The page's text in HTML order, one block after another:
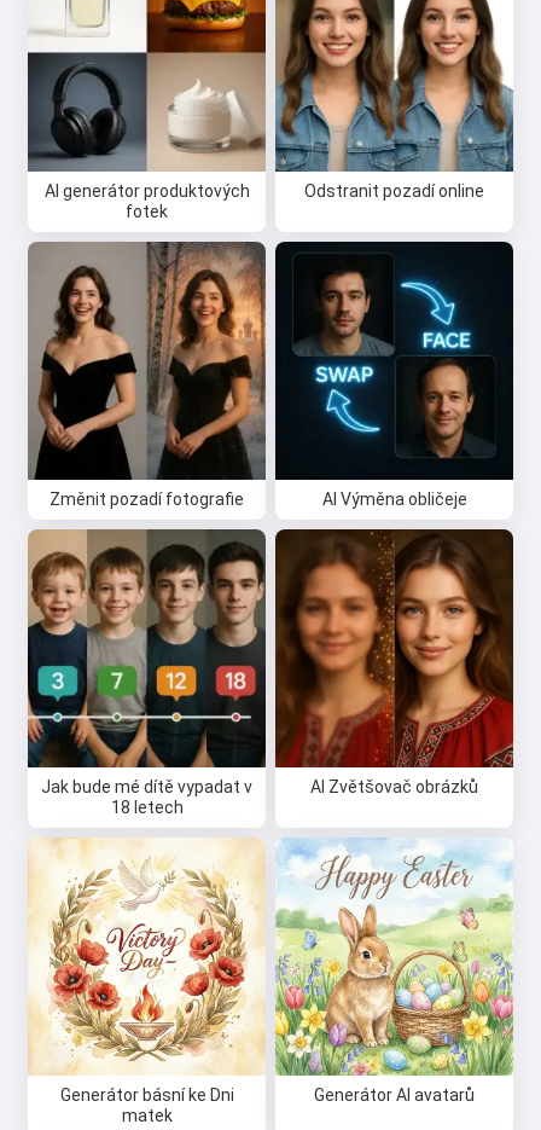
AI generátor produktových
fotek
Odstranit pozadí online
Změnit pozadí fotografie AI Výměna obličeje
Jak bude mé dítě vypadat v
18 letech
AI Zvětšovač obrázků
Generátor básní ke Dni
matek
Generátor AI avatarů
Ahoj 👋
Můžu vytvářet písně, psát básně a
přání 🥰
Vyzkoušej to zdarma
Я соглашаюсь: Podmínky služby ,
Zásady ochrany osobních údajů
Zásady vrácení peněz